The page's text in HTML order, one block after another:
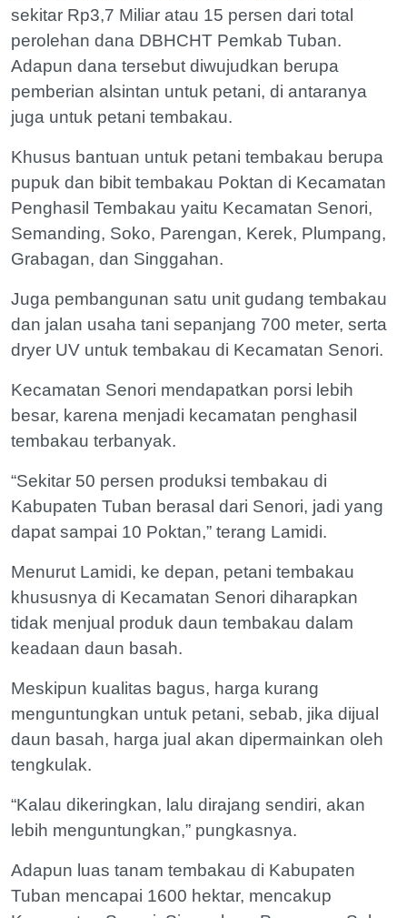
sekitar Rp3,7 Miliar atau 15 persen dari total
perolehan dana DBHCHT Pemkab Tuban.
Adapun dana tersebut diwujudkan berupa
pemberian alsintan untuk petani, di antaranya
juga untuk petani tembakau.
Khusus bantuan untuk petani tembakau berupa
pupuk dan bibit tembakau Poktan di Kecamatan
Penghasil Tembakau yaitu Kecamatan Senori,
Semanding, Soko, Parengan, Kerek, Plumpang,
Grabagan, dan Singgahan.
Juga pembangunan satu unit gudang tembakau
dan jalan usaha tani sepanjang 700 meter, serta
dryer UV untuk tembakau di Kecamatan Senori.
Kecamatan Senori mendapatkan porsi lebih
besar, karena menjadi kecamatan penghasil
tembakau terbanyak.
“Sekitar 50 persen produksi tembakau di
Kabupaten Tuban berasal dari Senori, jadi yang
dapat sampai 10 Poktan,” terang Lamidi.
Menurut Lamidi, ke depan, petani tembakau
khususnya di Kecamatan Senori diharapkan
tidak menjual produk daun tembakau dalam
keadaan daun basah.
Meskipun kualitas bagus, harga kurang
menguntungkan untuk petani, sebab, jika dijual
daun basah, harga jual akan dipermainkan oleh
tengkulak.
“Kalau dikeringkan, lalu dirajang sendiri, akan
lebih menguntungkan,” pungkasnya.
Adapun luas tanam tembakau di Kabupaten
Tuban mencapai 1600 hektar, mencakup